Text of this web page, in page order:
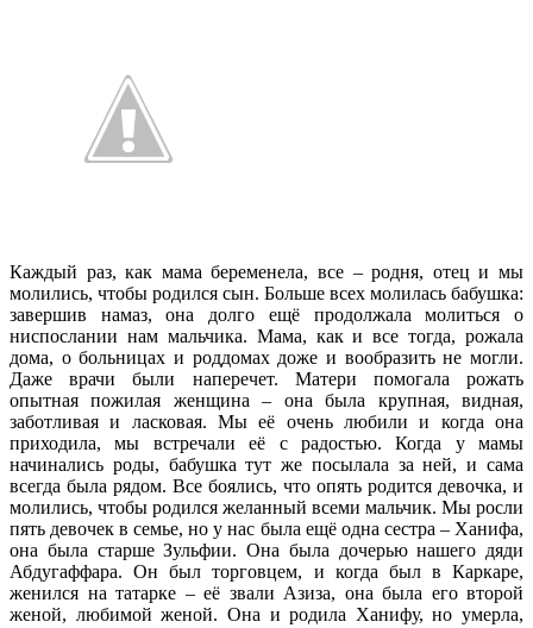
Каждый раз, как мама беременела, все – родня, отец и мы
молились, чтобы родился сын. Больше всех молилась бабушка:
завершив намаз, она долго ещё продолжала молиться о
ниспослании нам мальчика. Мама, как и все тогда, рожала
дома, о больницах и роддомах доже и вообразить не могли.
Даже врачи были наперечет. Матери помогала рожать
опытная пожилая женщина – она была крупная, видная,
заботливая и ласковая. Мы её очень любили и когда она
приходила, мы встречали её с радостью. Когда у мамы
начинались роды, бабушка тут же посылала за ней, и сама
всегда была рядом. Все боялись, что опять родится девочка, и
молились, чтобы родился желанный всеми мальчик. Мы росли
пять девочек в семье, но у нас была ещё одна сестра – Ханифа,
она была старше Зульфии. Она была дочерью нашего дяди
Абдугаффара. Он был торговцем, и когда был в Каркаре,
женился на татарке – её звали Азиза, она была его второй
женой, любимой женой. Она и родила Ханифу, но умерла,